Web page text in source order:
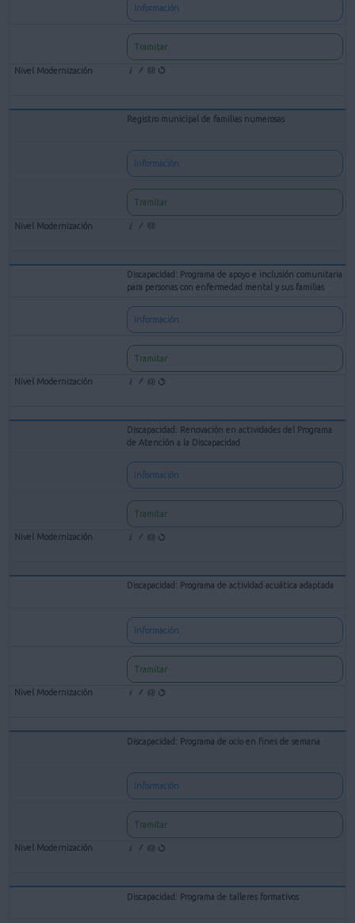
Información
Tramitar
Registro municipal de familias numerosas
Información
Tramitar
Discapacidad: Programa de apoyo e inclusión comunitaria
para personas con enfermedad mental y sus familias
Información
Tramitar
Discapacidad: Renovación en actividades del Programa
de Atención a la Discapacidad
Información
Tramitar
Discapacidad: Programa de actividad acuática adaptada
Información
Tramitar
Discapacidad: Programa de ocio en fines de semana
Información
Tramitar
Discapacidad: Programa de talleres formativos